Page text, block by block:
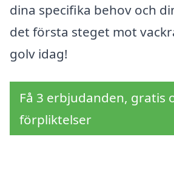
dina specifika behov och
det första steget mot
golv idag!
Få 3 erbjudanden, gratis
förpliktelser